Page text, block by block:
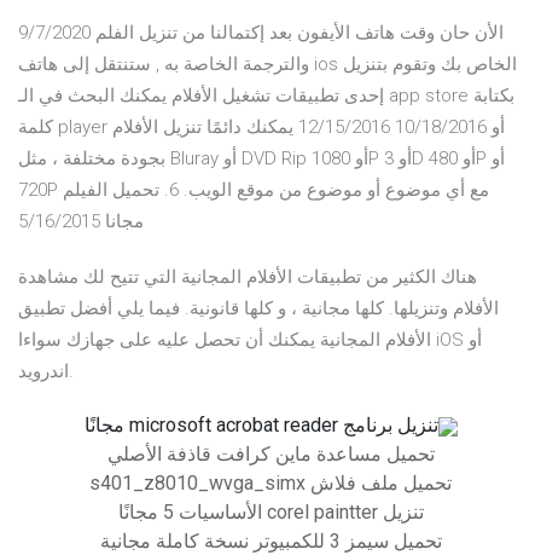
9/7/2020 الأن حان وقت هاتف الأيفون بعد إكتمالنا من تنزيل الفلم
والترجمة الخاصة به , ستنتقل إلى هاتف ios الخاص بك وتقوم بتنزيل
إحدى تطبيقات تشغيل الأفلام يمكنك البحث في الـ app store بكتابة
كلمة player أو 10/18/2016 12/15/2016 يمكنك دائمًا تنزيل الأفلام
بجودة مختلفة ، مثل Bluray أو DVD Rip أو 1080P أو 3D أو 480P أو
720P مع أي موضوع أو موضوع من موقع الويب. 6. تحميل الفيلم
مجانا 5/16/2015
هناك الكثير من تطبيقات الأفلام المجانية التي تتيح لك مشاهدة
الأفلام وتنزيلها. كلها مجانية ، و كلها قانونية. فيما يلي أفضل تطبيق
الأفلام المجانية يمكنك أن تحصل عليه على جهازك سواءا iOS أو
اندرويد.
تنزيل برنامج microsoft acrobat reader مجانًا
تحميل مساعدة ماين كرافت قاذفة الأصلي
تحميل ملف فلاش s401_z8010_wvga_simx
تنزيل corel paintter الأساسيات 5 مجانًا
تحميل سيمز 3 للكمبيوتر نسخة كاملة مجانية